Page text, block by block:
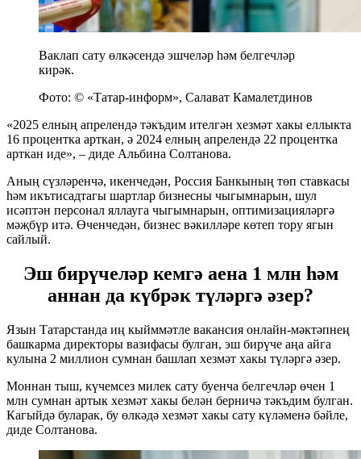
Ваклап сату өлкәсендә эшчеләр һәм белгечләр
кирәк.
Фото: © «Татар-информ», Салават Камалетдинов
«2025 елның апрелендә тәкъдим ителгән хезмәт хакы еллыкта
16 процентка арткан, ә 2024 елның апрелендә 22 процентка
арткан иде», – диде Альбина Солтанова.
Аның сүзләренчә, икенчедән, Россия Банкының төп ставкасы
һәм икътисадтагы шартлар бизнесны чыгымнарын, шул
исәптән персонал яллауга чыгымнарын, оптимизацияләргә
мәҗбүр итә. Өченчедән, бизнес вәкилләре көтеп тору ягын
сайлый.
Эш бирүчеләр кемгә аена 1 млн һәм
аннан да күбрәк түләргә әзер?
Язын Татарстанда иң кыйммәтле вакансия онлайн-мәктәпнең
башкарма директоры вазифасы булган, эш бирүче аңа айга
кулына 2 миллион сумнан башлап хезмәт хакы түләргә әзер.
Моннан тыш, күчемсез милек сату буенча белгечләр өчен 1
млн сумнан артык хезмәт хакы белән берничә тәкъдим булган.
Кагыйдә буларак, бу өлкәдә хезмәт хакы сату күләменә бәйле,
диде Солтанова.